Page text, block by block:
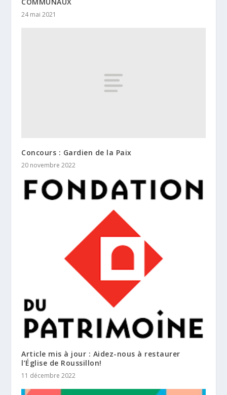
24 mai 2021
Concours : Gardien de la Paix
20 novembre 2022
Article mis à jour : Aidez-nous à restaurer
l’Église de Roussillon!
11 décembre 2022